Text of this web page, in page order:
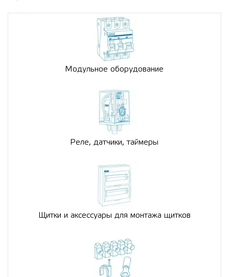
Модульное оборудование
Реле, датчики, таймеры
Щитки и аксессуары для монтажа щитков